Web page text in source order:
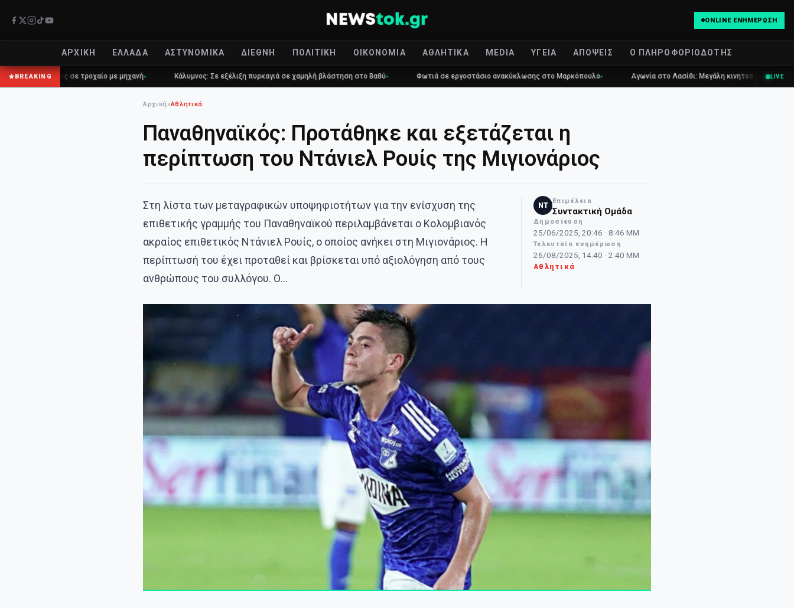
ONLINE ΕΝΗΜΈΡΩΣΗ
ΑΡΧΙΚΉ ΕΛΛΆΔΑ ΑΣΤΥΝΟΜΙΚΆ ΔΙΕΘΝΉ ΠΟΛΙΤΙΚΉ ΟΙΚΟΝΟΜΊΑ ΑΘΛΗΤΙΚΆ MEDIA ΥΓΕΊΑ ΑΠΌΨΕΙΣ Ο ΠΛΗΡΟΦΟΡΙΟΔΌΤΗΣ
BREAKING
σε τροχαίο με μηχανή Κάλυμνος: Σε εξέλιξη πυρκαγιά σε χαμηλή βλάστηση στο Βαθύ Φωτιά σε εργοστάσιο ανακύκλωσης στο Μαρκόπουλο Αγωνία στο Λασίθι: Μεγάλη κινητοποίηση για τη φωτιά
LIVE
Αρχική »Αθλητικά
Παναθηναϊκός: Προτάθηκε και εξετάζεται η
περίπτωση του Ντάνιελ Ρουίς της Μιγιονάριος
Στη λίστα των μεταγραφικών υποψηφιοτήτων για την ενίσχυση της
επιθετικής γραμμής του Παναθηναϊκού περιλαμβάνεται ο Κολομβιανός
ακραίος επιθετικός Ντάνιελ Ρουίς, ο οποίος ανήκει στη Μιγιονάριος. Η
περίπτωσή του έχει προταθεί και βρίσκεται υπό αξιολόγηση από τους
ανθρώπους του συλλόγου. Ο…
NT Επιμέλεια
Συντακτική Ομάδα
Δημοσίευση
25/06/2025, 20:46 · 8:46 ΜΜ
Τελευταία ενημέρωση
26/08/2025, 14:40 · 2:40 ΜΜ
Αθλητικά